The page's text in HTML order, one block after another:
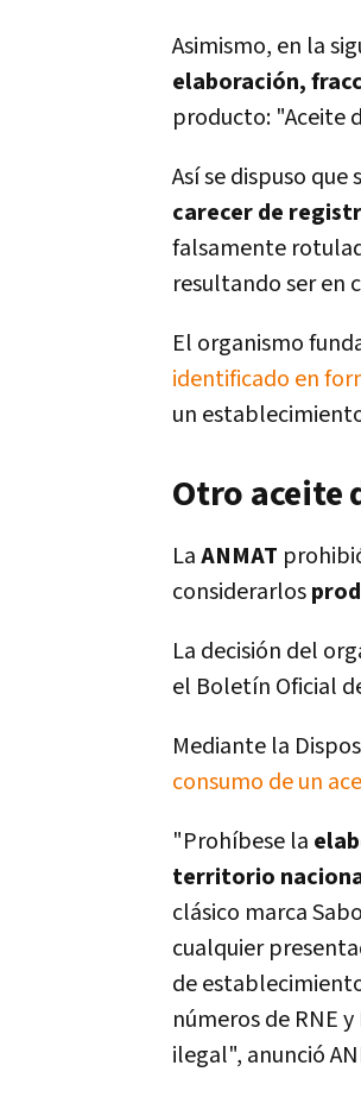
Asimismo, en la
elaboración,
producto: "Aceite
Así se dispuso
carecer de
falsamente
resultando ser en
El organismo
identificado en
un
Otro aceite
LaANMAT
considerarlos
La decisión del
el Boletín Oficial
Mediante la
consumo de un
"Prohíbese la
territorio
clásico marca
cualquier
de
números de RNE
ilegal", anunció